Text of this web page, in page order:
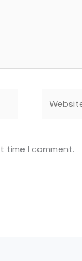
time I comment.